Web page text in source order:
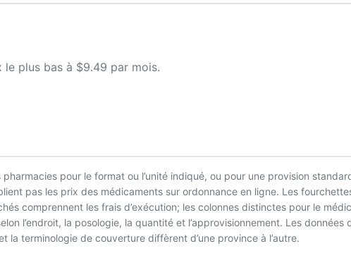
plus bas à $9.49 par mois.
pour le format ou l’unité indiqué, ou pour une provision
pas les prix des médicaments sur ordonnance en ligne. Les
comprennent les frais d’exécution; les colonnes distinctes pour le
l’endroit, la posologie, la quantité et l’approvisionnement. Les données
terminologie de couverture diffèrent d’une province à l’autre.